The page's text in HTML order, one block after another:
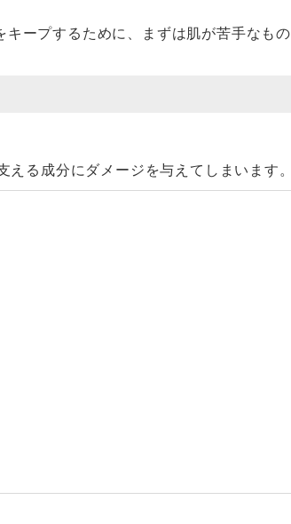
ープするために、まずは肌が苦手なもの
る成分にダメージを与えてしまいます。